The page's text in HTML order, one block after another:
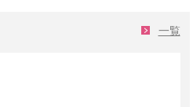
一覧